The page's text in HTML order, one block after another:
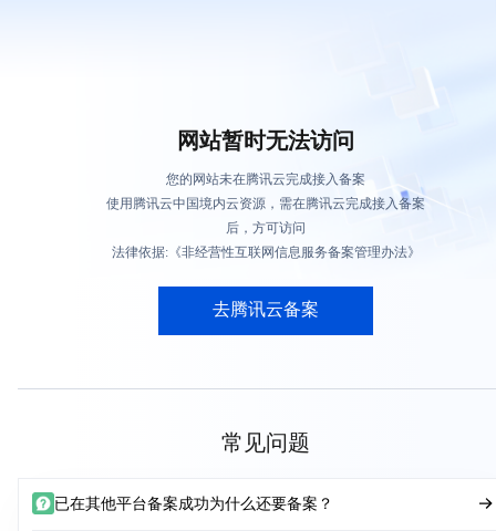
网站暂时无法访问
您的网站未在腾讯云完成接入备案
使用腾讯云中国境内云资源，需在腾讯云完成接入备案
后，方可访问
法律依据:《非经营性互联网信息服务备案管理办法》
去腾讯云备案
常见问题
已在其他平台备案成功为什么还要备案？